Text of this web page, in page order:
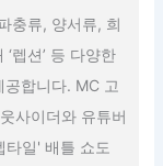
충류, 양서류, 희
렙션’ 등 다양한
합니다. MC 고
사이더와 유튜버
타일' 배틀 쇼도